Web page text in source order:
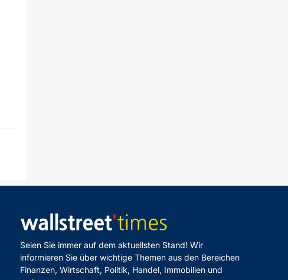
Seien Sie immer auf dem aktuellsten Stand! Wir
informieren Sie über wichtige Themen aus den Bereichen
Finanzen, Wirtschaft, Politik, Handel, Immobilien und